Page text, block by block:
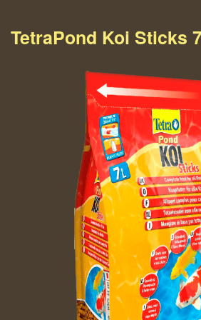
TetraPond Koi Sticks